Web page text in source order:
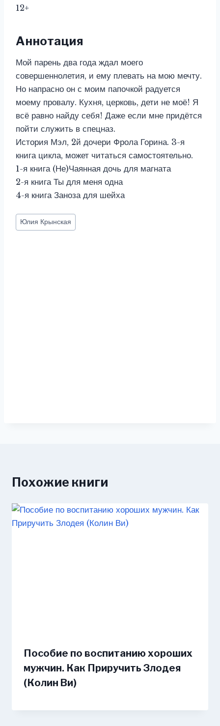
12+
Аннотация
Мой парень два года ждал моего
совершеннолетия, и ему плевать на мою мечту.
Но напрасно он с моим папочкой радуется
моему провалу. Кухня, церковь, дети не моё! Я
всё равно найду себя! Даже если мне придётся
пойти служить в спецназ.
История Мэл, 2й дочери Фрола Горина. 3-я
книга цикла, может читаться самостоятельно.
1-я книга (Не)Чаянная дочь для магната
2-я книга Ты для меня одна
4-я книга Заноза для шейха
Метки
записи:
Юлия Крынская
Похожие книги
Пособие по воспитанию хороших
мужчин. Как Приручить Злодея
(Колин Ви)